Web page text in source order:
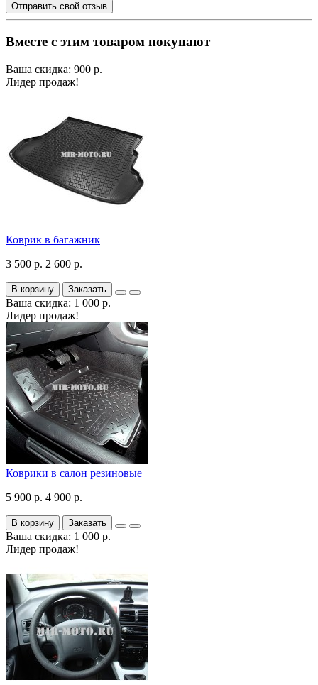
Отправить свой отзыв
Вместе с этим товаром покупают
Ваша скидка: 900 р.
Лидер продаж!
Коврик в багажник
3 500 р. 2 600 р.
В корзину Заказать
Ваша скидка: 1 000 р.
Лидер продаж!
Коврики в салон резиновые
5 900 р. 4 900 р.
В корзину Заказать
Ваша скидка: 1 000 р.
Лидер продаж!